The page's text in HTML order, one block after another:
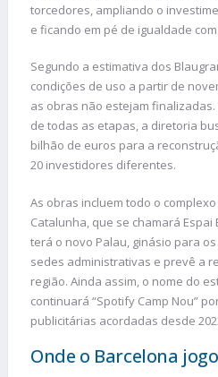
torcedores, ampliando o
e ficando em pé de igualdade
Segundo a estimativa dos
condições de uso a partir de
as obras não estejam
de todas as etapas, a diretoria
bilhão de euros para a
20 investidores diferentes.
As obras incluem todo o
Catalunha, que se chamará Espai
terá o novo Palau, ginásio para
sedes administrativas e prevê a
região. Ainda assim, o nome do
continuará “Spotify Camp Nou”
publicitárias acordadas desde
Onde o Barcelona